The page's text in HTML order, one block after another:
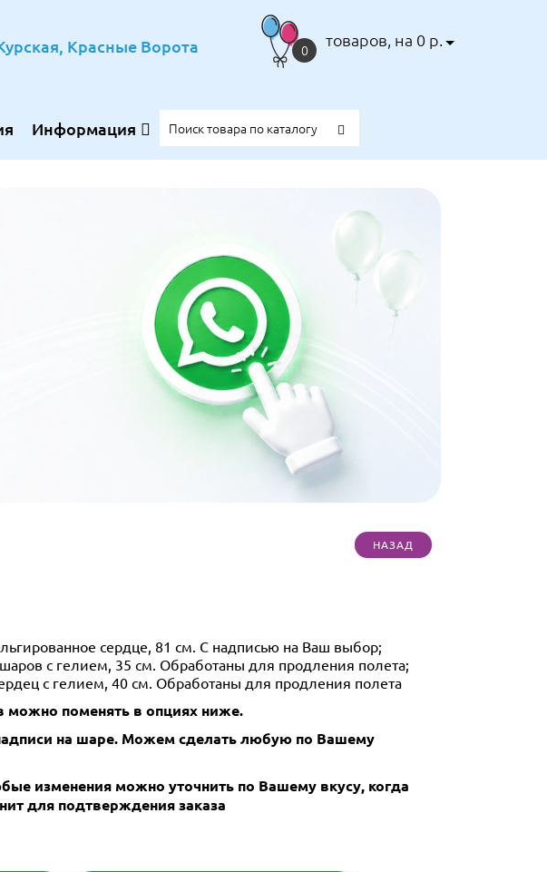
Красные Ворота 0 товаров, на 0 р.
Информация
сердце, 81 см. С надписью на Ваш выбор;
с гелием, 35 см. Обработаны для продления полета;
с гелием, 40 см. Обработаны для продления полета
можно поменять в опциях ниже.
на шаре. Можем сделать любую по Вашему
изменения можно уточнить по Вашему вкусу, когда
для подтверждения заказа